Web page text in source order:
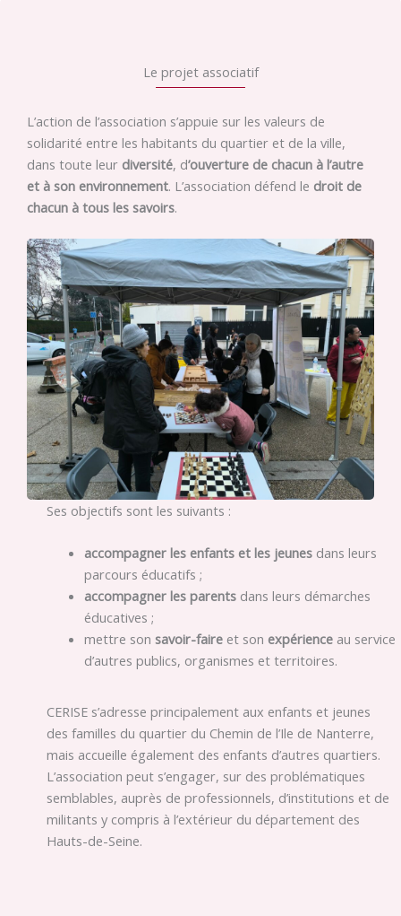
Le projet associatif
L’action de l’association s’appuie sur les valeurs de
solidarité entre les habitants du quartier et de la ville,
dans toute leur diversité, d’ouverture de chacun à l’autre
et à son environnement. L’association défend le droit de
chacun à tous les savoirs.
Ses objectifs sont les suivants :
accompagner les enfants et les jeunesdans leurs
parcours éducatifs ;
accompagner les parents dans leurs démarches
éducatives ;
mettre son savoir-faireet son expérienceau service
d’autres publics, organismes et territoires.
CERISE s’adresse principalement aux enfants et jeunes
des familles du quartier du Chemin de l’Ile de Nanterre,
mais accueille également des enfants d’autres quartiers.
L’association peut s’engager, sur des problématiques
semblables, auprès de professionnels, d’institutions et de
militants y compris à l’extérieur du département des
Hauts-de-Seine.